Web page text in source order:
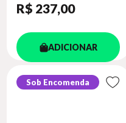
R$ 237,00
ADICIONAR
Sob Encomenda